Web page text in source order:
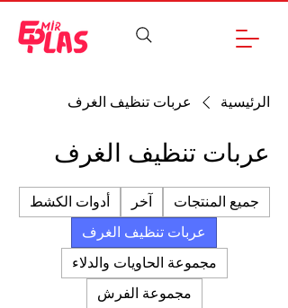
الرئيسية عربات تنظيف الغرف
عربات تنظيف الغرف
جميع المنتجات آخر
أدوات الكشط
عربات تنظيف الغرف
مجموعة الحاويات والدلاء
مجموعة الفرش